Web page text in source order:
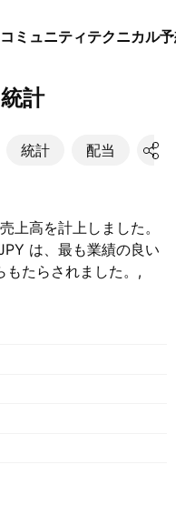
コミュニティテクニカル予
計
統計 配当 決算
上高を計上しました。
は、最も業績の良い
たらされました。,
B‬ JPY を占めまし